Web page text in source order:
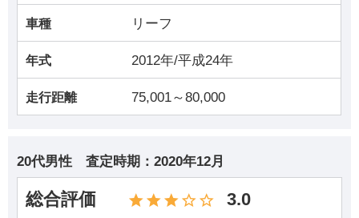
車種 リーフ
年式 2012年/平成24年
走行距離 75,001～80,000
20代男性 査定時期： 2020年12月
総合評価 3.0